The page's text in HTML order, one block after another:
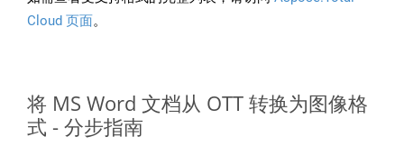
Cloud 页面。
将 MS Word 文档从 OTT 转换为图像格
式 - 分步指南